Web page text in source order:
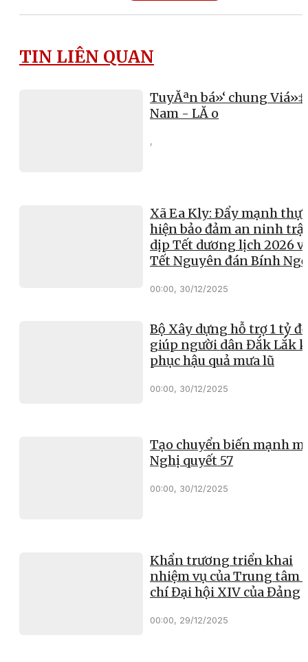
TIN LIÊN QUAN
TuyĂªn bá»‘ chung
Nam - LĂ o
,
Xã Ea Kly: Đẩy mạnh thực
hiện bảo đảm an ninh
dịp Tết dương lịch 2026
Tết Nguyên đán Bính Ngọ
00:00, 30/12/2025
Bộ Xây dựng hỗ trợ 1 tỷ
giúp người dân Đắk Lắk
phục hậu quả mưa lũ
00:00, 30/12/2025
Tạo chuyển biến mạnh
Nghị quyết 57
00:00, 30/12/2025
Khẩn trương triển khai
nhiệm vụ của Trung tâm
chí Đại hội XIV của Đảng
00:00, 29/12/2025